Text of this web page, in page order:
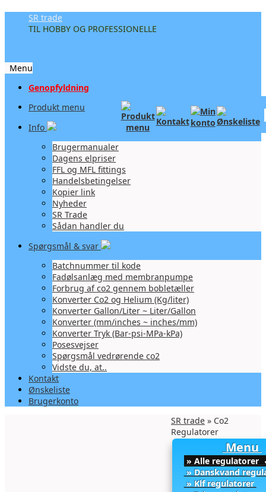
SR trade
TIL HOBBY OG PROFESSIONELLE
Menu
Videre
indhold
Genopfyldning
Produkt menu
Info
Brugermanualer
Dagens elpriser
FFL og MFL fittings
Handelsbetingelser
Kopier link
Nyheder
SR Trade
Sådan handler du
Spørgsmål & svar
Batchnummer til kode
Fadølsanlæg med membranpumpe
Forbrug af co2 gennem bobletæller
Konverter Co2 og Helium (Kg/liter)
Konverter Gallon/Liter ~ Liter/Gallon
Konverter (mm/inches ~ inches/mm)
Konverter Tryk (Bar-psi-MPa-kPa)
Posesvejser
Spørgsmål vedrørende co2
Vidste du, at..
Kontakt
Ønskeliste
Brugerkonto
SR trade » Co2
Regulatorer
Menu
» Alle
» Danskvand
» Klf regulatorer